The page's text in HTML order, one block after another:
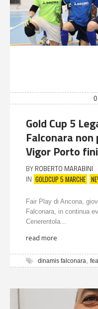
0
Gold Cup 5
Falconara
Vigor Porto
BY ROBERTO MARABINI
IN GOLDCUP 5 MARCHE
Fair Play di Ancona,
Falconara, in continua
Cenerentola...
read more
dinamis falconara